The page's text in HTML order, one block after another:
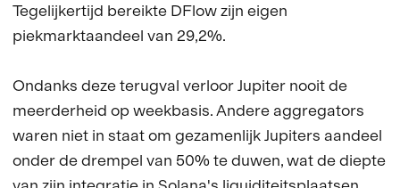
Tegelijkertijd bereikte DFlow zijn eigen
piekmarktaandeel van 29,2%.
Ondanks deze terugval verloor Jupiter nooit de
meerderheid op weekbasis. Andere aggregators
waren niet in staat om gezamenlijk Jupiters aandeel
onder de drempel van 50% te duwen, wat de diepte